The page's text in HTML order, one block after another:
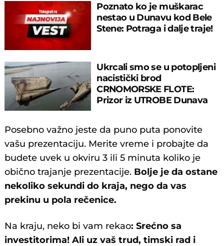
Poznato ko je muškarac
nestao u Dunavu kod Bele
Stene: Potraga i dalje traje!
Ukrcali smo se u potopljeni
nacistički brod
CRNOMORSKE FLOTE:
Prizor iz UTROBE Dunava
Posebno važno jeste da puno puta ponovite
vašu prezentaciju. Merite vreme i probajte da
budete uvek u okviru 3 ili 5 minuta koliko je
obično trajanje prezentacije. Bolje je da ostane
nekoliko sekundi do kraja, nego da vas
prekinu u pola rečenice.
Na kraju, neko bi vam rekao: Srećno sa
investitorima! Ali uz vaš trud, timski rad i